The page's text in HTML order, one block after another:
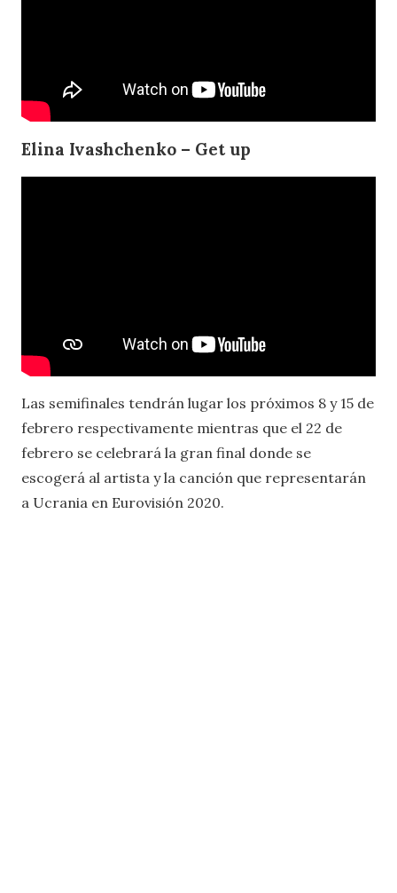
Elina Ivashchenko – Get up
Las semifinales tendrán lugar los próximos 8 y 15 de
febrero respectivamente mientras que el 22 de
febrero se celebrará la gran final donde se
escogerá al artista y la canción que representarán
a Ucrania en Eurovisión 2020.